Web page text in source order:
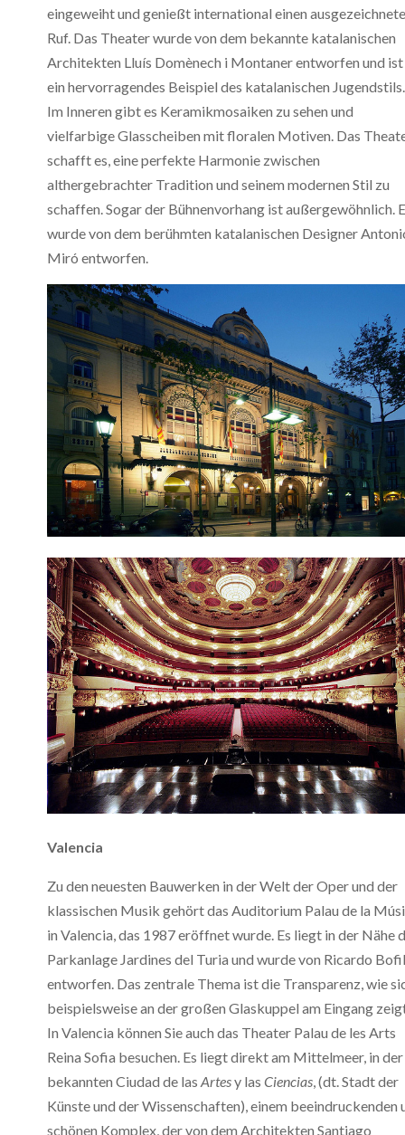
eingeweiht und genießt international einen
Ruf. Das Theater wurde von dem bekannte katalanischen
Architekten Lluís Domènech i Montaner entworfen und ist
ein hervorragendes Beispiel des katalanischen Jugendstils.
Im Inneren gibt es Keramikmosaiken zu sehen und
vielfarbige Glasscheiben mit floralen Motiven. Das
schafft es, eine perfekte Harmonie zwischen
althergebrachter Tradition und seinem modernen Stil zu
schaffen. Sogar der Bühnenvorhang ist außergewöhnlich.
wurde von dem berühmten katalanischen Designer
Miró entworfen.
Valencia
Zu den neuesten Bauwerken in der Welt der Oper und der
klassischen Musik gehört das Auditorium Palau de la
in Valencia, das 1987 eröffnet wurde. Es liegt in der Nähe
Parkanlage Jardines del Turia und wurde von Ricardo
entworfen. Das zentrale Thema ist die Transparenz, wie
beispielsweise an der großen Glaskuppel am Eingang
In Valencia können Sie auch das Theater Palau de les Arts
Reina Sofia besuchen. Es liegt direkt am Mittelmeer, in der
bekannten Ciudad de las Artesy las Ciencias , (dt. Stadt der
Künste und der Wissenschaften), einem beeindruckenden
schönen Komplex, der von dem Architekten Santiago